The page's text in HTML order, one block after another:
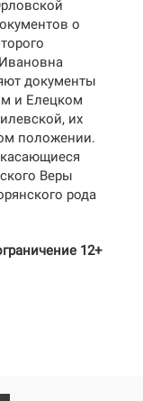
о
документы
и Елецком
их
положении.
Веры
рода
12+